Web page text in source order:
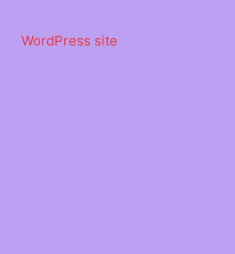
περιεχόμενο
WordPress site